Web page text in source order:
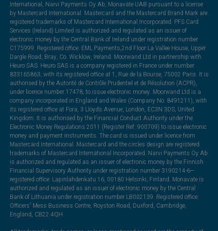
International, Narvi Payments Oy Ab, Monavate UAB pursuant to a license
by Mastercard International. Mastercard and the Mastercard Brand Mark are
registered trademarks of Mastercard International Incorporated. PFS Card
Services (Ireland) Limited is authorized and regulated as an issuer of
electronic money by the Central Bank of Ireland under registration number
C175999. Registered office: EML Payments,2nd Floor La Vallee House, Upper
Dargle Road, Bray, Co. Wicklow, Ireland. Moorwand Ltd in partnership with
Heuro SAS. Heuro SAS is a company registered in France under number
833165863, with its registered office at 1, Rue de la Bourse, 75002 Paris. It is
authorised by the Autorité de Contrôle Prudentiel et de Résolution (ACPR),
under licence number 17478, to issue electronic money. Moorwand Ltd is a
company incorporated in England and Wales (Company No. 8491211), with
its registered office at Fora, 3 Lloyds Avenue, London, EC3N 3DS, United
Kingdom. It is authorised by the Financial Conduct Authority under the
Electronic Money Regulations 2011 (Register Ref: 900709) to issue electronic
money and payment instruments. The card is issued under licence from
Mastercard International. Mastercard and the circles design are registered
trademarks of Mastercard International Incorporated. Narvi Payments Oy Ab
is authorized and regulated as an issuer of electronic money by the Finnish
Financial Supervisory Authority under registration number 3190214-6—
registered office: Lapinlahdenkatu 16, 00180 Helsinki, Finland. Monavate is
authorized and regulated as an issuer of electronic money by the Central
Bank of Lithuania under registration number LB002139. Registered office:
Officers' Mess Business Centre, Royston Road, Duxford, Cambridge,
England, CB22 4QH.